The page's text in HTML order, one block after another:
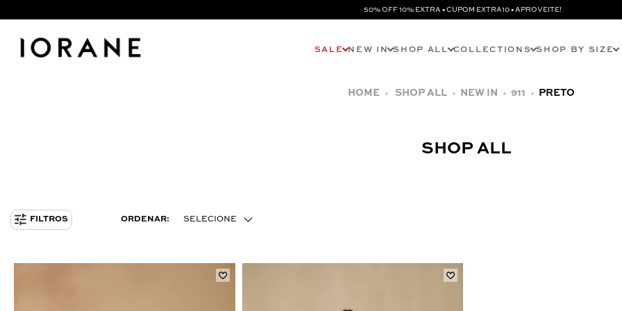
50% OFF 10% EXTRA • CUPOM EXTRA10 • APROVEITE!
SALE NEW IN SHOP ALL COLLECTIONS SHOP BY SIZE
SHOP ALL NEW IN 911 PRETO
SHOP ALL
FILTROS ORDENAR: SELECIONE